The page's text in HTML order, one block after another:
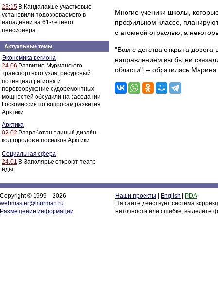
23:15 В Кандалакше участковые
установили подозреваемого в
нападении на 61-летнего
пенсионера
Актуальные темы
Экономика региона
24.06 Развитие Мурманского
транспортного узла, ресурсный
потенциал региона и
перевооружение судоремонтных
мощностей обсудили на заседании
Госкомиссии по вопросам развития
Арктики
Арктика
02.02 Разработан единый дизайн-
код городов и поселков Арктики
Социальная сфера
24.01 В Заполярье откроют театр
еды
Многие ученики школы,
профильном классе, планируют
с атомной отраслью, а
"Вам с детства открыта
направлением вы бы ни
области", – обратилась
Copyright © 1999—2026
webmaster@murman.ru
Размещение информации
Наши проекты English
PDA
На сайте действует система
неточности или ошибке, выделите